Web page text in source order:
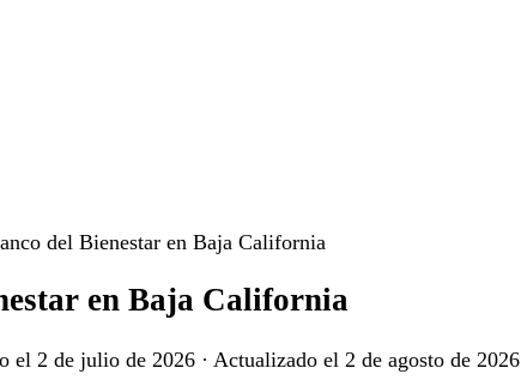
del Bienestar en Baja California
en Baja California
el 2 de julio de 2026 · Actualizado el 2 de agosto de 2026